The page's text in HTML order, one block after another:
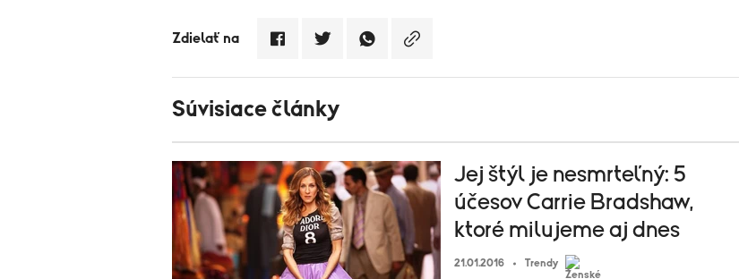
Zdielať na
Súvisiace články
Jej štýl je nesmrteľný: 5
účesov Carrie Bradshaw,
ktoré milujeme aj dnes
21.01.2016 Trendy